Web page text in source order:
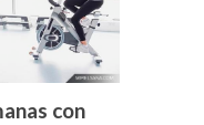
con